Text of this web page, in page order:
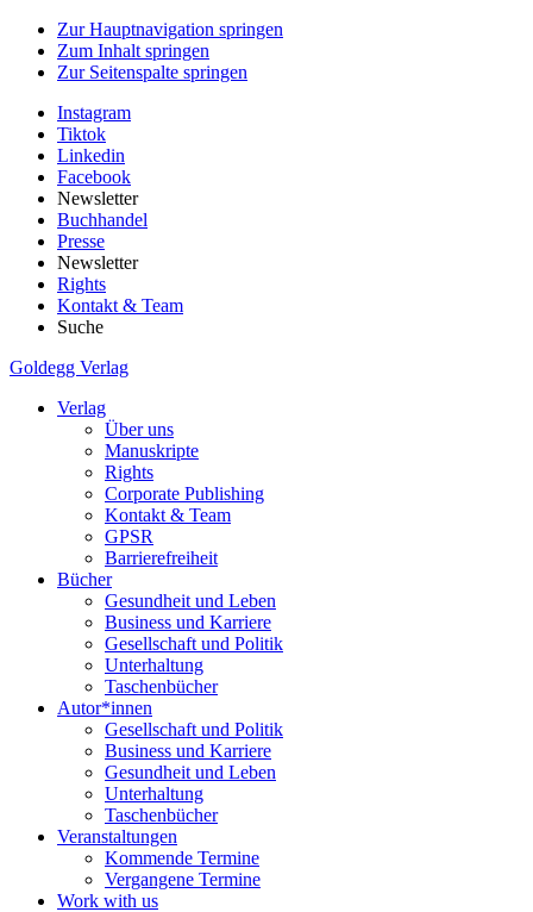
Zur Hauptnavigation springen
Zum Inhalt springen
Zur Seitenspalte springen
Instagram
Tiktok
Linkedin
Facebook
Newsletter
Buchhandel
Presse
Newsletter
Rights
Kontakt & Team
Suche
Goldegg Verlag
Verlag
Über uns
Manuskripte
Rights
Corporate Publishing
Kontakt & Team
GPSR
Barrierefreiheit
Bücher
Gesundheit und Leben
Business und Karriere
Gesellschaft und Politik
Unterhaltung
Taschenbücher
Autor*innen
Gesellschaft und Politik
Business und Karriere
Gesundheit und Leben
Unterhaltung
Taschenbücher
Veranstaltungen
Kommende Termine
Vergangene Termine
Work with us